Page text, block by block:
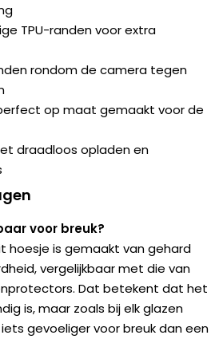
TPU-randen voor extra
rondom de camera tegen
op maat gemaakt voor de
draadloos opladen en
voor breuk?
hoesje is gemaakt van gehard
vergelijkbaar met die van
Dat betekent dat het
is, maar zoals bij elk glazen
gevoeliger voor breuk dan een